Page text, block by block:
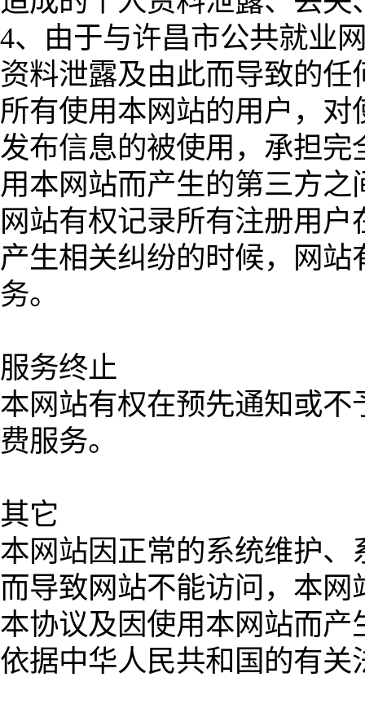
4、由于与许昌市公共就业
资料泄露及由此而导致的
所有使用本网站的用户，
发布信息的被使用，承担
用本网站而产生的第三方
网站有权记录所有注册用
产生相关纠纷的时候，网
务。
服务终止
本网站有权在预先通知或
费服务。
其它
本网站因正常的系统维护
而导致网站不能访问，本
本协议及因使用本网站而
依据中华人民共和国的有关